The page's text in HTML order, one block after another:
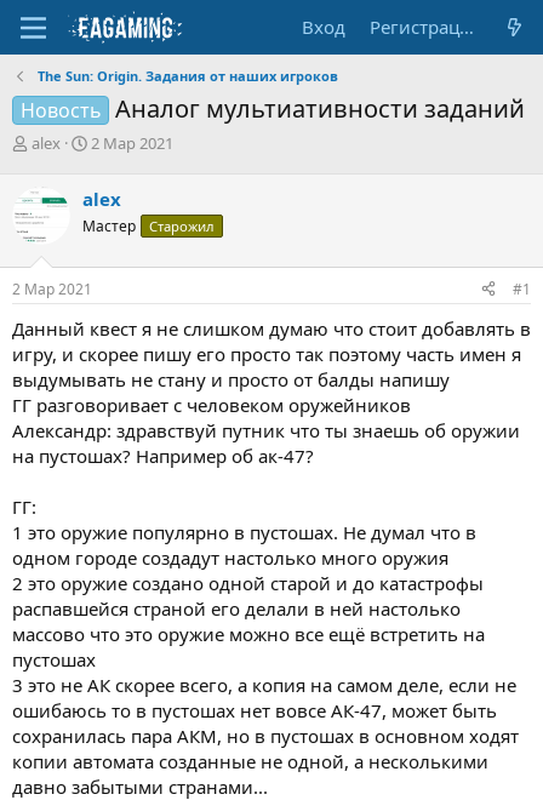
Вход Регистрация
The Sun: Origin. Задания от наших игроков
Новость Аналог мультиативности заданий
А
о
р
е
м
alex
Д
а
н
ч
а
2 Мар 2021
alex
Мастер Старожил
2 Мар 2021 #1
Данный квест я не слишком думаю что стоит добавлять в
игру, и скорее пишу его просто так поэтому часть имен я
выдумывать не стану и просто от балды напишу
ГГ разговоривает с человеком оружейников
Александр: здравствуй путник что ты знаешь об оружии
на пустошах? Например об ак-47?
ГГ:
1 это оружие популярно в пустошах. Не думал что в
одном городе создадут настолько много оружия
2 это оружие создано одной старой и до катастрофы
распавшейся страной его делали в ней настолько
массово что это оружие можно все ещё встретить на
пустошах
3 это не АК скорее всего, а копия на самом деле, если не
ошибаюсь то в пустошах нет вовсе АК-47, может быть
сохранилась пара АКМ, но в пустошах в основном ходят
копии автомата созданные не одной, а несколькими
давно забытыми странами...